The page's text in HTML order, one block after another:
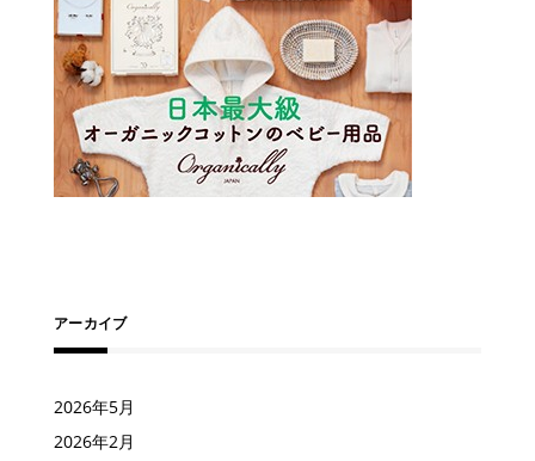
アーカイブ
2026年5月
2026年2月